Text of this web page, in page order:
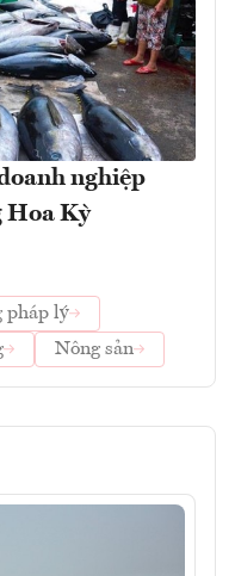
nghiệp
Hoa Kỳ
pháp lý
Nông sản